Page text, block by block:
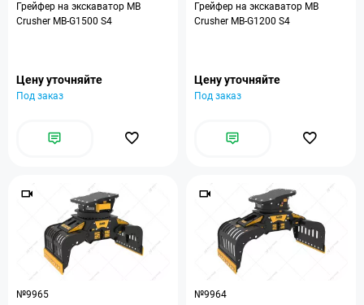
Грейфер на экскаватор MB
Crusher MB-G1500 S4
Цену уточняйте
Под заказ
Грейфер на экскаватор MB
Crusher MB-G1200 S4
Цену уточняйте
Под заказ
№9965
№9964